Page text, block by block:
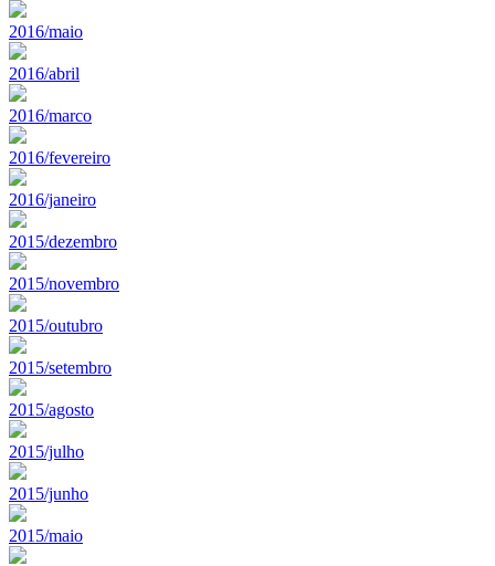
2016/maio
2016/abril
2016/marco
2016/fevereiro
2016/janeiro
2015/dezembro
2015/novembro
2015/outubro
2015/setembro
2015/agosto
2015/julho
2015/junho
2015/maio